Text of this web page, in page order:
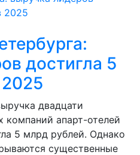
достигла 5
двадцати
апарт-отелей
5 млрд рублей. Однако
существенные